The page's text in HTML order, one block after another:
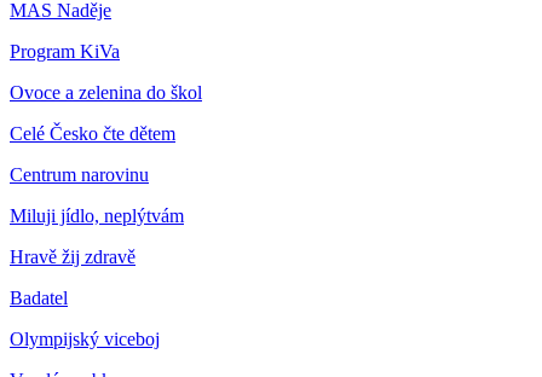
MAS Naděje
Program KiVa
Ovoce a zelenina do škol
Celé Česko čte dětem
Centrum narovinu
Miluji jídlo, neplýtvám
Hravě žij zdravě
Badatel
Olympijský viceboj